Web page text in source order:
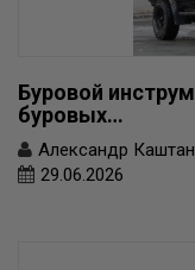
Буровой
буровых…
Александр
29.06.2026